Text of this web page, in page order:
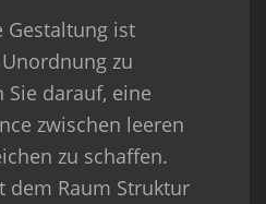
Gestaltung ist
zu
darauf, eine
zwischen leeren
zu schaffen.
dem Raum Struktur